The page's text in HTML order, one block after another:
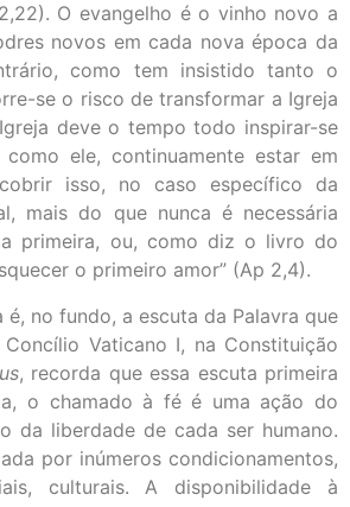
O evangelho é o vinho novo a
novos em cada nova época da
como tem insistido tanto o
se o risco de transformar a Igreja
deve o tempo todo inspirar-se
ele, continuamente estar em
isso, no caso específico da
mais do que nunca é necessária
primeira, ou, como diz o livro do
o primeiro amor” (Ap 2,4).
é, no fundo, a escuta da Palavra que
Vaticano I, na Constituição
, recorda que essa escuta primeira
o chamado à fé é uma ação do
da liberdade de cada ser humano.
por inúmeros condicionamentos,
culturais. A disponibilidade à